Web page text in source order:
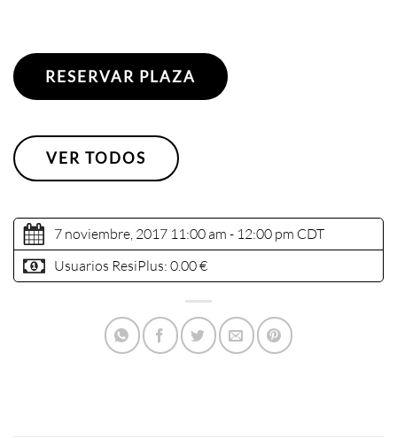
RESERVAR PLAZA
VER TODOS
7 noviembre, 2017 11:00 am - 12:00 pm CDT
Usuarios ResiPlus: 0.00 €